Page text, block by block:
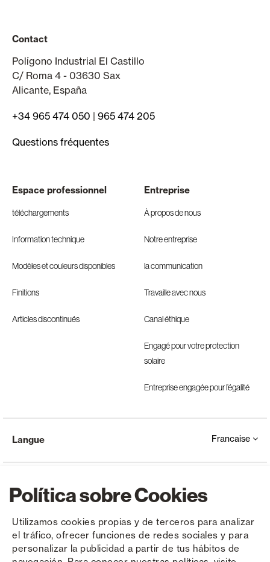
Política sobre Cookies
Utilizamos cookies propias y de terceros para analizar
el tráfico, ofrecer funciones de redes sociales y para
personalizar la publicidad a partir de tus hábitos de
Contact
Polígono Industrial El Castillo
C/ Roma 4 - 03630 Sax
Alicante, España
+34 965 474 050 | 965 474 205
Questions fréquentes
Espace professionnel
téléchargements
Information technique
Modèles et couleurs disponibles
Finitions
Articles discontinués
Entreprise
À propos de nous
Notre entreprise
la communication
Travaille avec nous
Canal éthique
Engagé pour votre protection
solaire
Entreprise engagée pour l’égalité
Copyright © Saxun 2023 - 2026 Politique de confidentialité Avis juridique Cookies
Langue Francaise